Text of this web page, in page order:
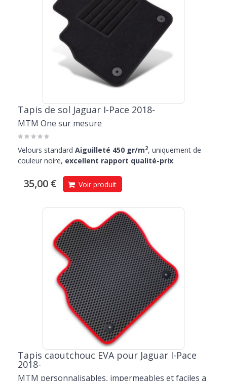
Tapis de sol Jaguar I-Pace 2018-
MTM One sur mesure
Velours standard Aiguilleté 450 gr/m2, uniquement de
couleur noire, excellent rapport qualité-prix.
35,00 € Voir produit
Tapis caoutchouc EVA pour Jaguar I-Pace
2018-
MTM personnalisables, impermeables et faciles a